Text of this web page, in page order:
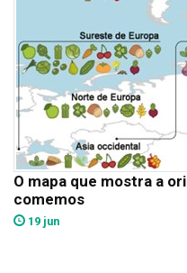
O mapa que mostra a
comemos
19 jun